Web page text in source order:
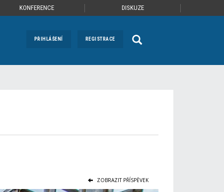
KONFERENCE DISKUZE
PŘIHLÁŠENÍ REGISTRACE
ZOBRAZIT PŘÍSPĚVEK